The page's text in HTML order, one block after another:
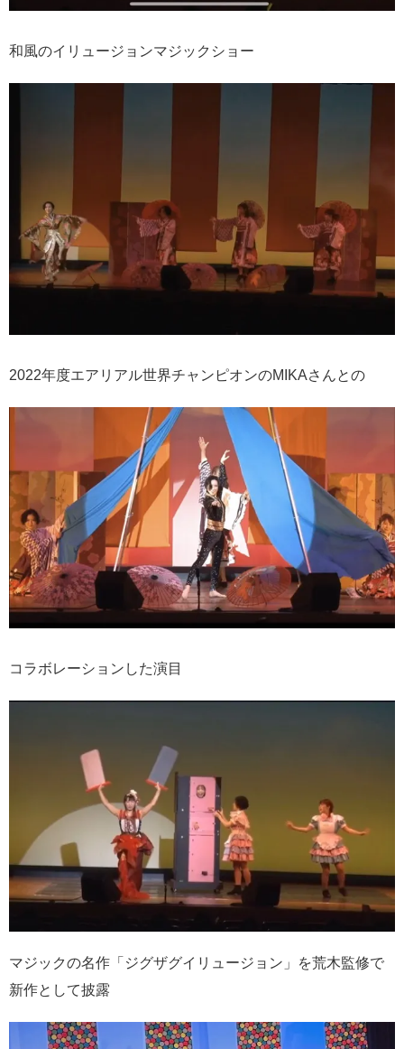
和風のイリュージョンマジックショー
2022年度エアリアル世界チャンピオンのMIKAさんとの
コラボレーションした演目
マジックの名作「ジグザグイリュージョン」を荒木監修で
新作として披露